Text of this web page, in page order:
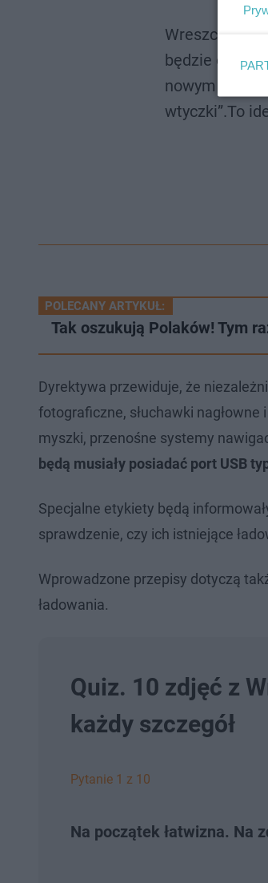
Wreszcie się
będzie
nowym roku
wtyczki”.To
POLECANY ARTYKUŁ:
Tak oszukują Polaków! Tym
Dyrektywa przewiduje, że
fotograficzne, słuchawki
myszki, przenośne systemy
będą musiały posiadać port USB
Specjalne etykiety będą
sprawdzenie, czy ich istniejące
Wprowadzone przepisy dotyczą
ładowania.
Quiz. 10 zdjęć z
każdy szczegół
Pytanie 1 z 10
Na początek łatwizna. Na